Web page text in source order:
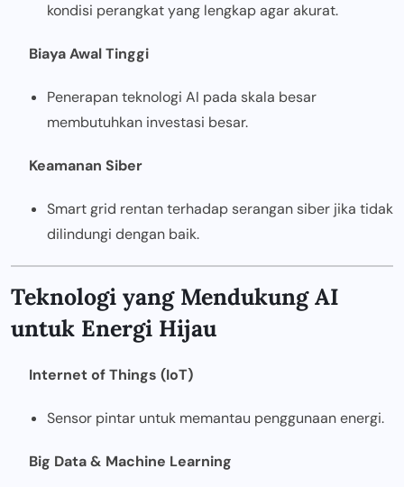
kondisi perangkat yang lengkap agar akurat.
Biaya Awal Tinggi
Penerapan teknologi AI pada skala besar
membutuhkan investasi besar.
Keamanan Siber
Smart grid rentan terhadap serangan siber jika tidak
dilindungi dengan baik.
Teknologi yang Mendukung AI
untuk Energi Hijau
Internet of Things (IoT)
Sensor pintar untuk memantau penggunaan energi.
Big Data & Machine Learning